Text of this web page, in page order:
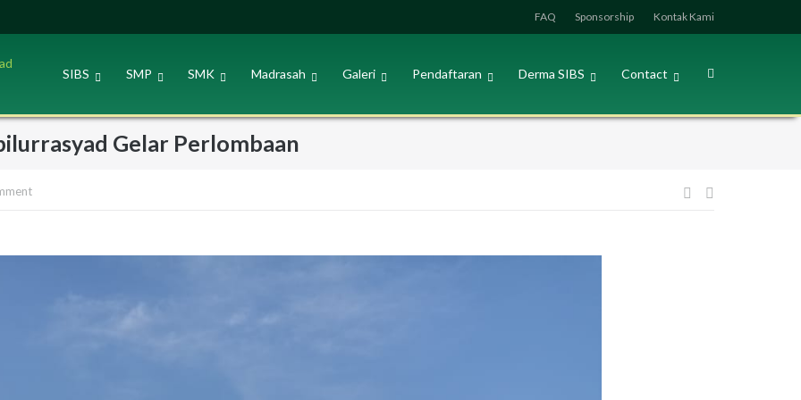
FAQ Sponsorship Kontak Kami
SIBS SMP SMK Madrasah Galeri Pendaftaran Derma SIBS Contact
Gelar Perlombaan